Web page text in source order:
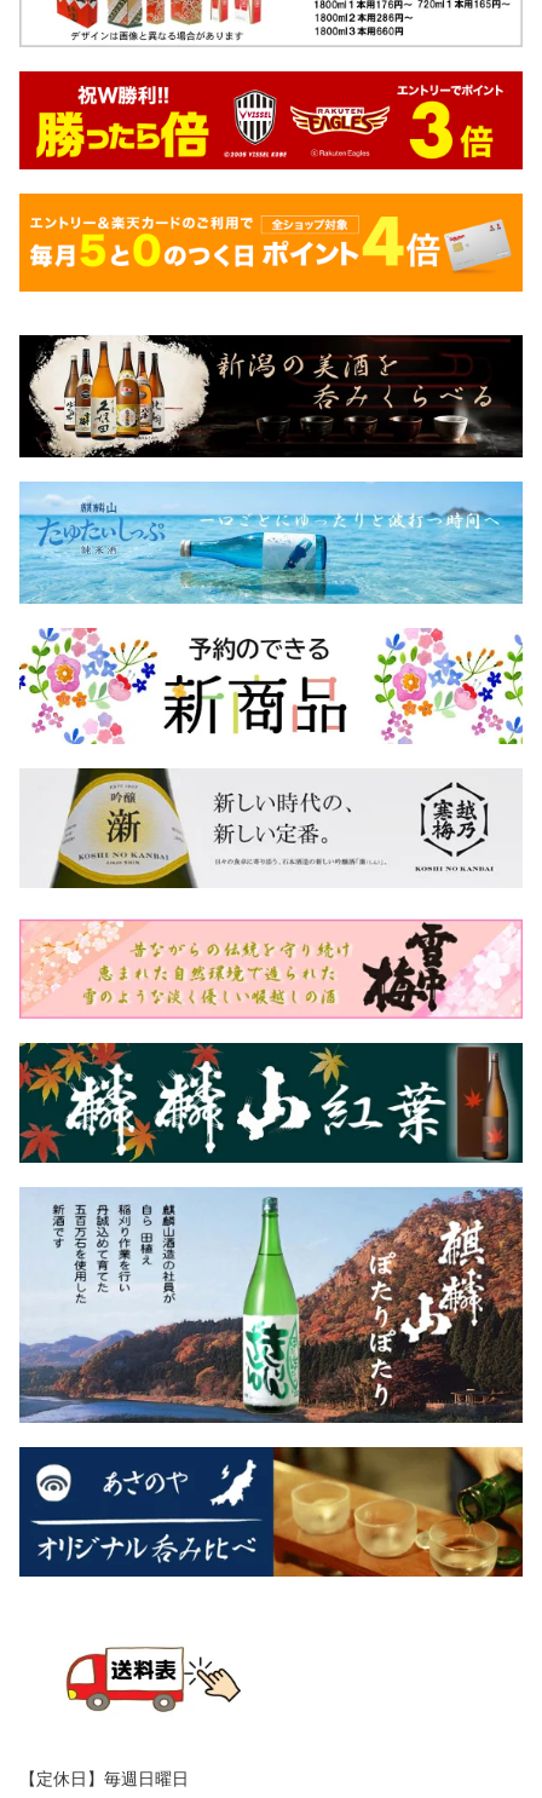
【定休日】毎週日曜日